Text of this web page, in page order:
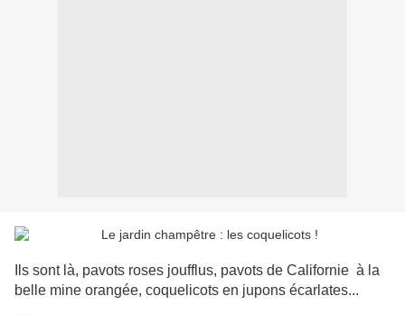
Ils sont là, pavots roses joufflus, pavots de Californie à la
belle mine orangée, coquelicots en jupons écarlates...